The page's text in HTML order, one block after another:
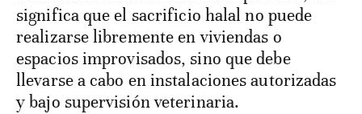
significa que el sacrificio halal no puede
realizarse libremente en viviendas o
espacios improvisados, sino que debe
llevarse a cabo en instalaciones autorizadas
y bajo supervisión veterinaria.